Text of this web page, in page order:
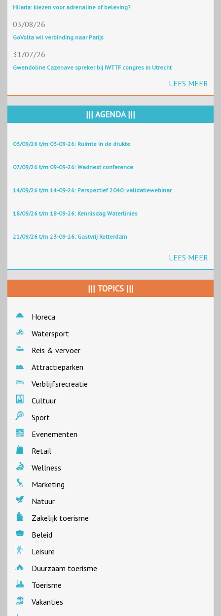
Hilaria: kiezen voor adrenaline of beleving?
03/08/26
GoVolta wil verbinding naar Parijs
31/07/26
Gwendoline Cazenave spreker bij IWTTF congres in Utrecht
LEES MEER
||| AGENDA |||
03/09/26 t/m 03-09-26: Ruimte in de drukte
07/09/26 t/m 09-09-26: Wadnext conference
14/09/26 t/m 14-09-26: Perspectief 2040: validatiewebinar
18/09/26 t/m 18-09-26: Kennisdag Waterlinies
21/09/26 t/m 23-09-26: Gastvrij Rotterdam
LEES MEER
||| TOPICS |||
Horeca
Watersport
Reis & vervoer
Attractieparken
Verblijfsrecreatie
Cultuur
Sport
Evenementen
Retail
Wellness
Marketing
Natuur
Zakelijk toerisme
Beleid
Leisure
Duurzaam toerisme
Toerisme
Vakanties